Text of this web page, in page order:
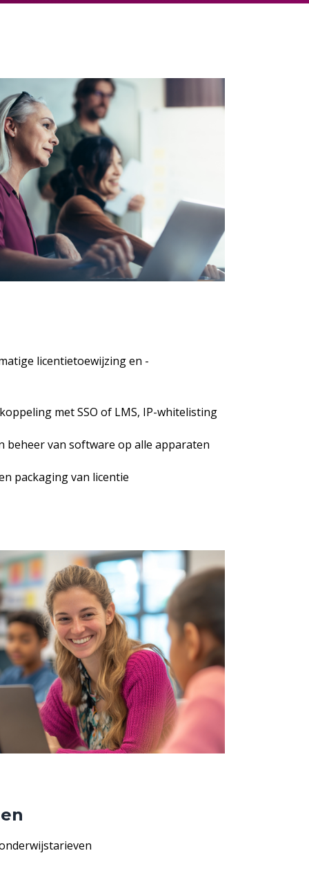
licentietoewijzing en -
met SSO of LMS, IP-whitelisting
beheer van software op alle apparaten
packaging van licentie